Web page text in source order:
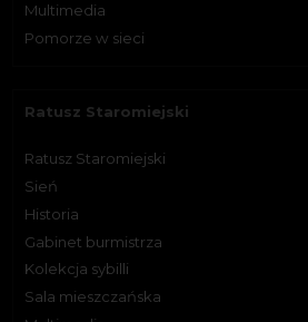
Multimedia
Pomorze w sieci
Ratusz Staromiejski
Ratusz Staromiejski
Sień
Historia
Gabinet burmistrza
Kolekcja sybilli
Sala mieszczańska